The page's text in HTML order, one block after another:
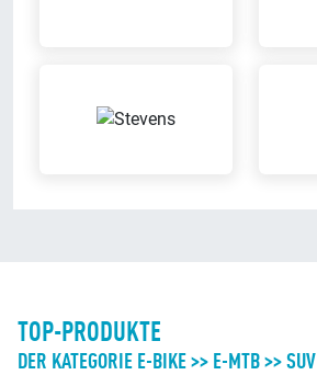
TOP-PRODUKTE
DER KATEGORIE E-BIKE >> E-MTB >> SUV